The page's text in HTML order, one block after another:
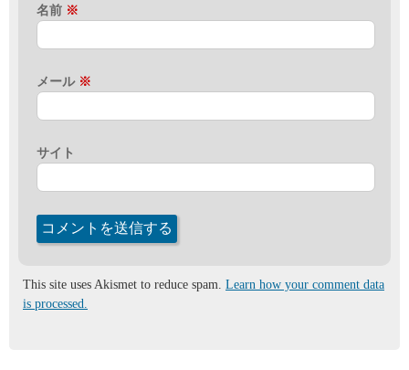
名前 ※
メール ※
サイト
This site uses Akismet to reduce spam. Learn how your comment data
is processed.